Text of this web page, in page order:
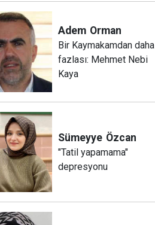
Adem Orman
Bir Kaymakamdan daha
fazlası: Mehmet Nebi
Kaya
Sümeyye Özcan
"Tatil yapamama"
depresyonu